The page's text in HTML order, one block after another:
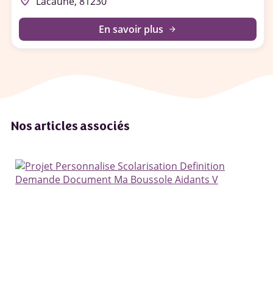
En savoir plus arrow_forward
Nos articles associés